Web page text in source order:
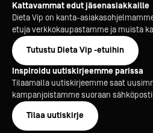
Kattavammat edut jäsenasiakkaille
Dieta Vip on kanta-
etuja verkkokaupastamme ja muista
Tutustu Dieta Vip -etuihin
Inspiroidu uutiskirjeemme parissa
Tilaamalla uutiskirjeemme saat
kampanjoistamme suoraan
Tilaa uutiskirje